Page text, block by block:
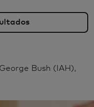
Bush (IAH),